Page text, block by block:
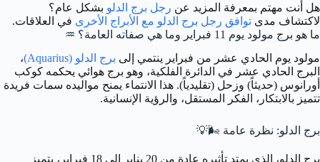
هل أنت مهتم بمعرفة المزيد عن رجل برج الدلو بشكل عام؟
لاكتشاف مدى توافق رجل برج الدلو مع الأبراج الأخرى في العلاقات.
ما هو برج مولود يوم 11 فبراير وما هي صفاته العامة؟
♒️
مولود يوم الحادي عشر من فبراير ينتمي إلى برج الدلو (Aquarius)
،
البرج الحادي عشر في الدائرة الفلكية، وهو برج هوائي يحكمه كوكب
أورانوس (حديثاً) وزحل (تقليدياً). هذا الانتماء يمنح مواليده سمات فريدة
تتميز بالابتكار، الفكر المستقل، والرؤية الإنسانية.
برج الدلو: نظرة عامة 🌬️💡
برج الدلو، الذي يمتد تأثيره عادة من 20 يناير إلى 18 فبراير، يتميز